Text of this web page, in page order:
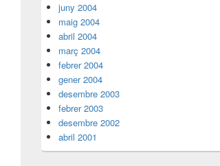
juny 2004
maig 2004
abril 2004
març 2004
febrer 2004
gener 2004
desembre 2003
febrer 2003
desembre 2002
abril 2001